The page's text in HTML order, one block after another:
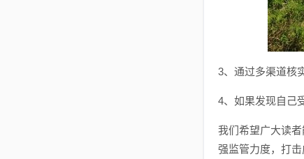
3、通过多渠道核
4、如果发现自己
我们希望广大读
强监管力度，打击